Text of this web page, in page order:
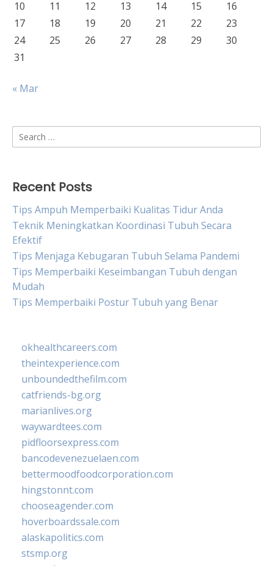
10 11 12 13 14 15
16
17
18 19 20 21 22
23
24
25 26 27 28 29
30
31
« Mar
Search
for:
Recent Posts
Tips Ampuh Memperbaiki Kualitas Tidur Anda
Teknik Meningkatkan Koordinasi Tubuh Secara
Efektif
Tips Menjaga Kebugaran Tubuh Selama Pandemi
Tips Memperbaiki Keseimbangan Tubuh dengan
Mudah
Tips Memperbaiki Postur Tubuh yang Benar
okhealthcareers.com
theintexperience.com
unboundedthefilm.com
catfriends-bg.org
marianlives.org
waywardtees.com
pidfloorsexpress.com
bancodevenezuelaen.com
bettermoodfoodcorporation.com
hingstonnt.com
chooseagender.com
hoverboardssale.com
alaskapolitics.com
stsmp.org